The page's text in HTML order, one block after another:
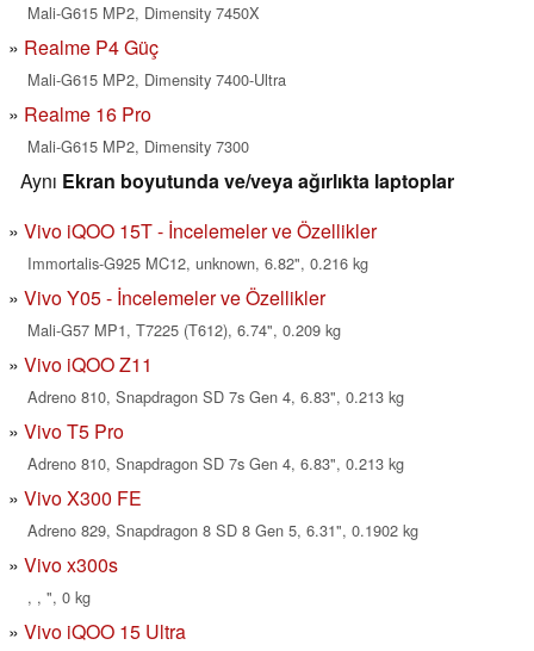
Mali-G615 MP2, Dimensity 7450X
Realme P4 Güç
Mali-G615 MP2, Dimensity 7400-Ultra
Realme 16 Pro
Mali-G615 MP2, Dimensity 7300
Aynı Ekran boyutunda ve/veya ağırlıkta laptoplar
Vivo iQOO 15T - İncelemeler ve Özellikler
Immortalis-G925 MC12, unknown, 6.82", 0.216 kg
Vivo Y05 - İncelemeler ve Özellikler
Mali-G57 MP1, T7225 (T612), 6.74", 0.209 kg
Vivo iQOO Z11
Adreno 810, Snapdragon SD 7s Gen 4, 6.83", 0.213 kg
Vivo T5 Pro
Adreno 810, Snapdragon SD 7s Gen 4, 6.83", 0.213 kg
Vivo X300 FE
Adreno 829, Snapdragon 8 SD 8 Gen 5, 6.31", 0.1902 kg
Vivo x300s
, , ", 0 kg
Vivo iQOO 15 Ultra